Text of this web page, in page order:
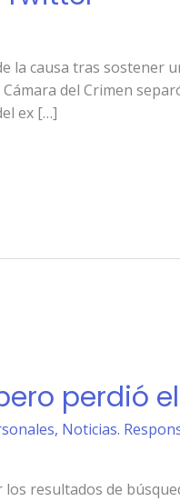
la causa tras sostener
del Crimen
ex […]
perdió
, Noticias.
resultados de